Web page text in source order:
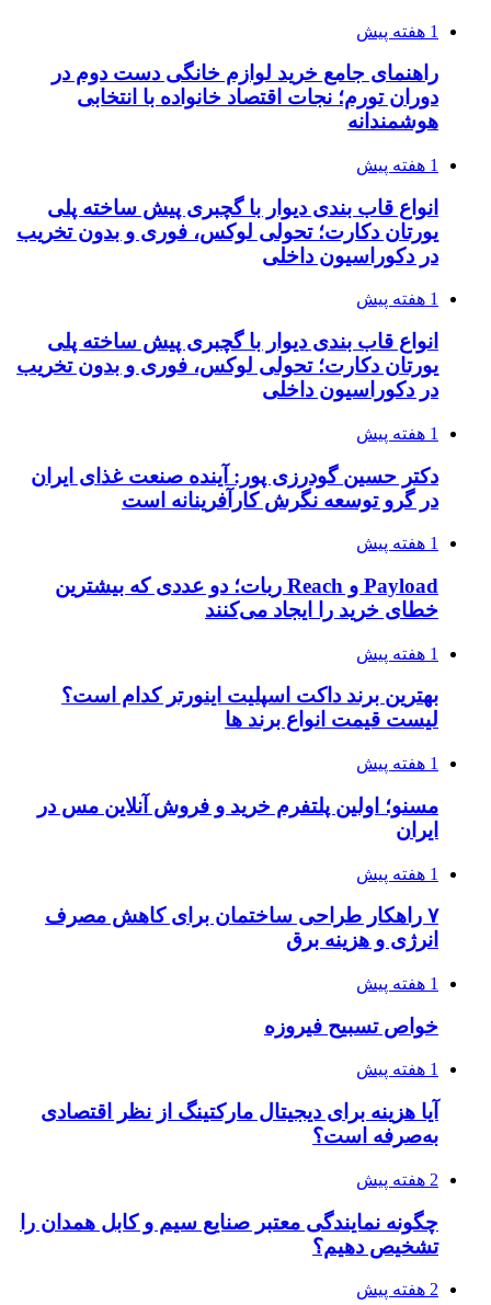
1 هفته پیش
راهنمای جامع خرید لوازم خانگی دست دوم در
دوران تورم؛ نجات اقتصاد خانواده با انتخابی
هوشمندانه
1 هفته پیش
انواع قاب بندی دیوار با گچبری پیش ساخته پلی
یورتان دکارت؛ تحولی لوکس، فوری و بدون تخریب
در دکوراسیون داخلی
1 هفته پیش
انواع قاب بندی دیوار با گچبری پیش ساخته پلی
یورتان دکارت؛ تحولی لوکس، فوری و بدون تخریب
در دکوراسیون داخلی
1 هفته پیش
دکتر حسین گودرزی پور: آینده صنعت غذای ایران
در گرو توسعه نگرش کارآفرینانه است
1 هفته پیش
Payload و Reach ربات؛ دو عددی که بیشترین
خطای خرید را ایجاد می‌کنند
1 هفته پیش
بهترین برند داکت اسپلیت اینورتر کدام است؟
لیست قیمت انواع برند ها
1 هفته پیش
مسنو؛ اولین پلتفرم خرید و فروش آنلاین مس در
ایران
1 هفته پیش
۷ راهکار طراحی ساختمان برای کاهش مصرف
انرژی و هزینه برق
1 هفته پیش
خواص تسبیح فیروزه
1 هفته پیش
آیا هزینه برای دیجیتال مارکتینگ از نظر اقتصادی
به‌صرفه است؟
2 هفته پیش
چگونه نمایندگی معتبر صنایع سیم و کابل همدان را
تشخیص دهیم؟
2 هفته پیش